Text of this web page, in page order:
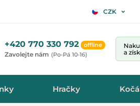
CZK
+420 770 330 792 offline
Zavolejte nám (Po-Pá 10-16)
a
Hračky